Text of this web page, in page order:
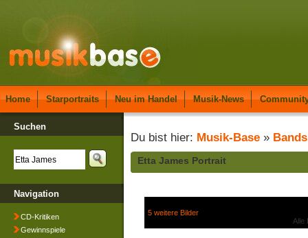
Home Starportraits Neu im Handel Musik-News
Suchen
Navigation
CD-Kritiken
Gewinnspiele
Du bist hier: Musik-Base » Bands
Etta James Portrait
5 weitere Bilder
Alle